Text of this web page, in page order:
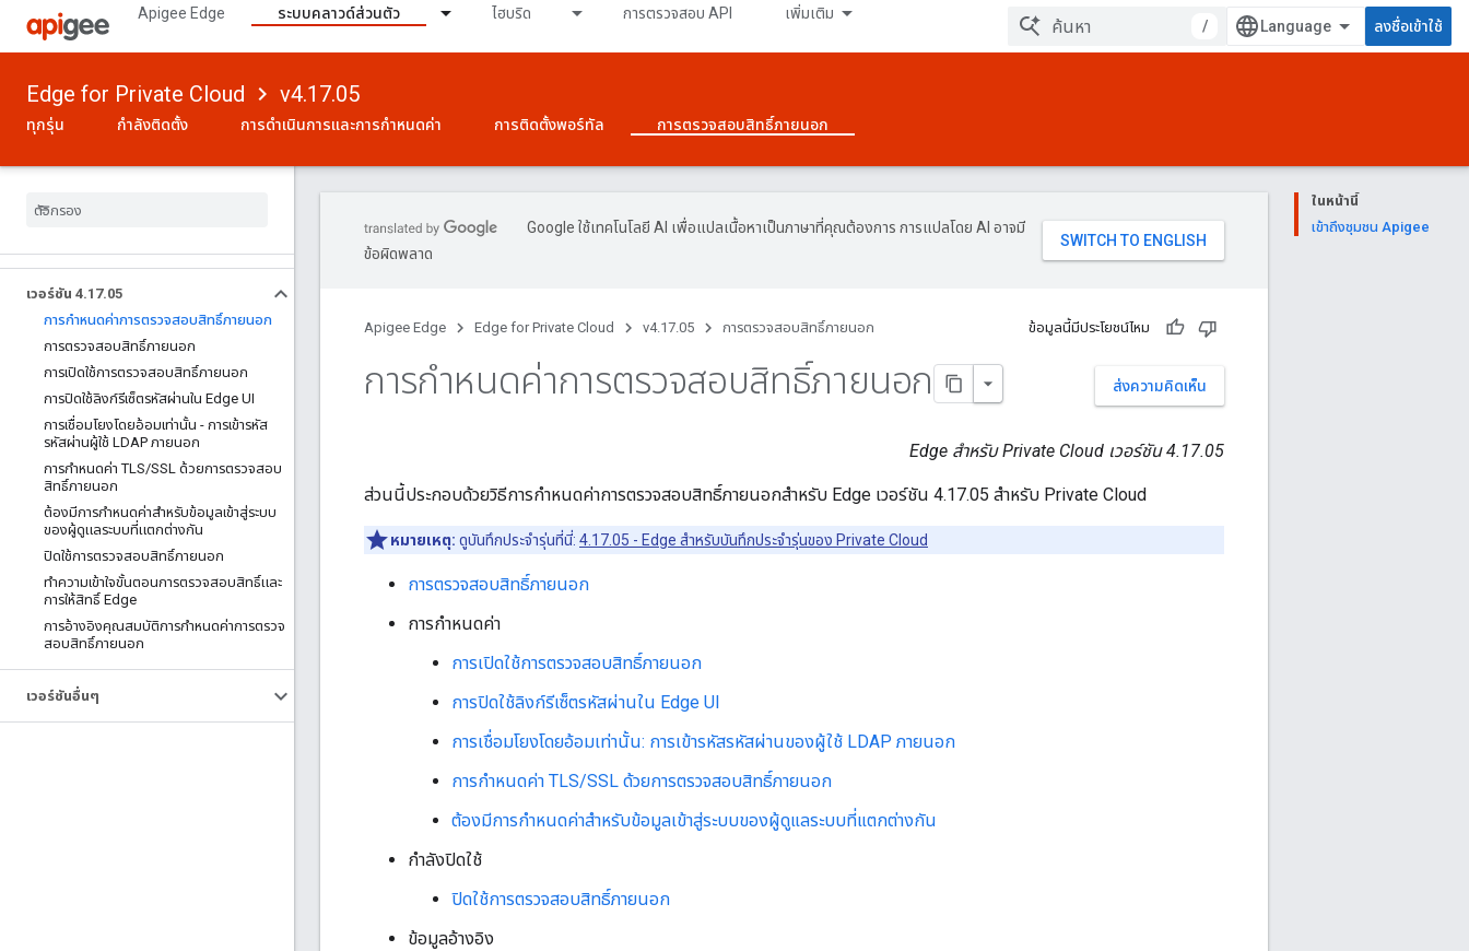
Apigee Edge ระบบคลาวด์ส่วนตัว ไฮบริด การตรวจสอบ API เพิ่มเติม
/ ลงชื่อเข้าใช้
Edge for Private Cloud v4.17.05
ทุกรุ่น กำลังติดตั้ง การดําเนินการและการกําหนดค่า การติดตั้งพอร์ทัล การตรวจสอบสิทธิ์ภายนอก
เวอร์ชัน 4.17.05
การกําหนดค่าการตรวจสอบสิทธิ์ภายนอก
การตรวจสอบสิทธิ์ภายนอก
การเปิดใช้การตรวจสอบสิทธิ์ภายนอก
การปิดใช้ลิงก์รีเซ็ตรหัสผ่านใน Edge UI
การเชื่อมโยงโดยอ้อมเท่านั้น - การเข้ารหัส
รหัสผ่านผู้ใช้ LDAP ภายนอก
การกําหนดค่า TLS/SSL ด้วยการตรวจสอบ
สิทธิ์ภายนอก
ต้องมีการกําหนดค่าสําหรับข้อมูลเข้าสู่ระบบ
ของผู้ดูแลระบบที่แตกต่างกัน
ปิดใช้การตรวจสอบสิทธิ์ภายนอก
ทําความเข้าใจขั้นตอนการตรวจสอบสิทธิ์และ
การให้สิทธิ์ Edge
การอ้างอิงคุณสมบัติการกําหนดค่าการตรวจ
สอบสิทธิ์ภายนอก
เวอร์ชันอื่นๆ
ในหน้านี้
เข้าถึงชุมชน Apigee
Google ใช้เทคโนโลยี AI เพื่อแปลเนื้อหาเป็นภาษาที่คุณต้องการ การแปลโดย AI อาจมี
ข้อผิดพลาด
Apigee Edge Edge for Private Cloud v4.17.05 การตรวจสอบสิทธิ์ภายนอก ข้อมูลนี้มีประโยชน์ไหม
ส่งความคิดเห็น
การกําหนดค่าการตรวจสอบสิทธิ์ภายนอก
Edge สำหรับ Private Cloud เวอร์ชัน 4.17.05
ส่วนนี้ประกอบด้วยวิธีการกำหนดค่าการตรวจสอบสิทธิ์ภายนอกสำหรับ Edge เวอร์ชัน 4.17.05 สำหรับ Private Cloud
หมายเหตุ: ดูบันทึกประจำรุ่นที่นี่: 4.17.05 - Edge สำหรับบันทึกประจำรุ่นของ Private Cloud
การตรวจสอบสิทธิ์ภายนอก
การกำหนดค่า
การเปิดใช้การตรวจสอบสิทธิ์ภายนอก
การปิดใช้ลิงก์รีเซ็ตรหัสผ่านใน Edge UI
การเชื่อมโยงโดยอ้อมเท่านั้น: การเข้ารหัสรหัสผ่านของผู้ใช้ LDAP ภายนอก
การกำหนดค่า TLS/SSL ด้วยการตรวจสอบสิทธิ์ภายนอก
ต้องมีการกำหนดค่าสำหรับข้อมูลเข้าสู่ระบบของผู้ดูแลระบบที่แตกต่างกัน
กำลังปิดใช้
ปิดใช้การตรวจสอบสิทธิ์ภายนอก
ข้อมูลอ้างอิง